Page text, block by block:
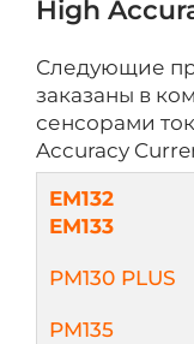
High
Следующие
заказаны в
сенсорами
Accuracy
EM132
EM133
PM130 PLUS
PM135